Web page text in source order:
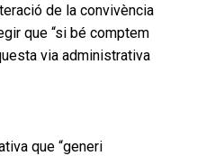
de la convivència
que “si bé comptem
via administrativa
que “generi